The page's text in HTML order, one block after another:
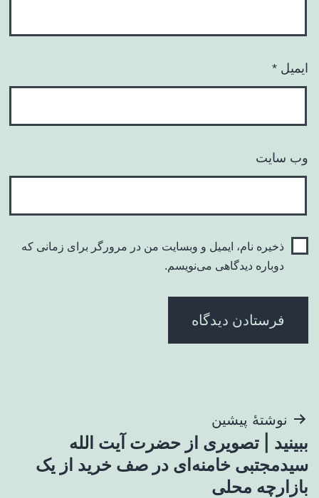
ایمیل *
وب‌ سایت
ذخیره نام، ایمیل و وبسایت من در مرورگر برای زمانی که
دوباره دیدگاهی می‌نویسم.
راهبری
نوشته
نوشتهٔ پیشین
​​ببینید | تصویری از حضرت آیت الله
سیدمجتبی خامنه‌ای در صف خرید از یک
بازارچه محلی